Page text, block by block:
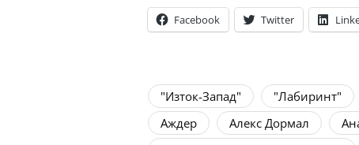
Facebook Twitter
"Изток-Запад" "Лабиринт"
Аждер
Алекс Дормал